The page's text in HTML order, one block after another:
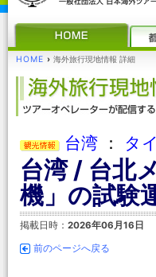
HOME › 海外旅行現地情報 詳細
台湾 ： タ
台湾 / 台北
機」の試験
掲載日時： 2026年06月16日
前のページへ戻る